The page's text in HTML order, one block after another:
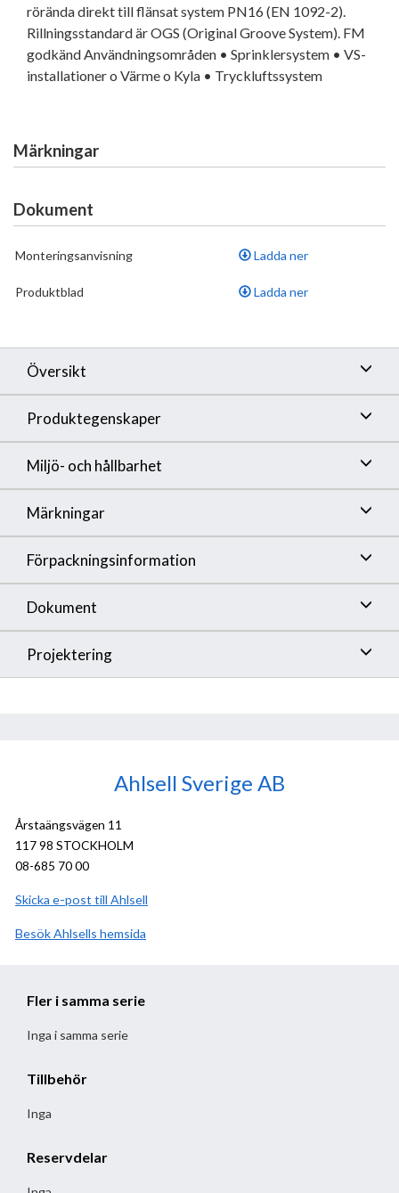
rörända direkt till flänsat system PN16 (EN 1092-2).
Rillningsstandard är OGS (Original Groove System). FM
godkänd Användningsområden • Sprinklersystem • VS-
installationer o Värme o Kyla • Tryckluftssystem
Märkningar
Dokument
Monteringsanvisning Ladda ner
Produktblad Ladda ner
Översikt
Produktegenskaper
Miljö- och hållbarhet
Märkningar
Förpackningsinformation
Dokument
Projektering
Ahlsell Sverige AB
Årstaängsvägen 11
117 98 STOCKHOLM
08-685 70 00
Skicka e-post till Ahlsell
BesökAhlsell hemsida
Fler i samma serie
Inga i samma serie
Tillbehör
Inga
Reservdelar